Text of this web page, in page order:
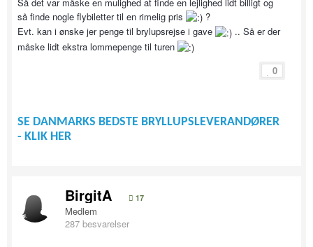
så finde nogle flybiletter til en rimelig pris
?
Evt. kan i ønske jer penge til brylupsrejse i gave
.. Så er der
måske lidt ekstra lommepenge til turen
0
SE DANMARKS BEDSTE BRYLLUPSLEVERANDØRER
- KLIK HER
BirgitA 17
Medlem
287 besvarelser